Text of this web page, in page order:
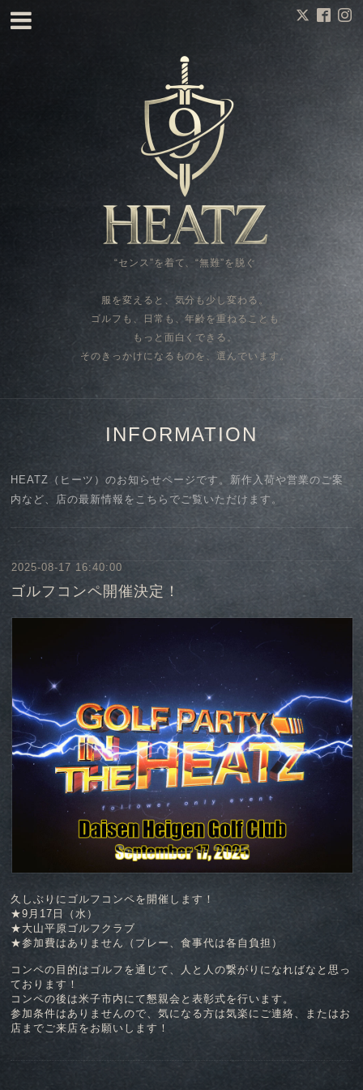
“センス”を着て、“無難”を脱ぐ
服を変えると、気分も少し変わる。
ゴルフも、日常も、年齢を重ねることも
もっと面白くできる。
そのきっかけになるものを、選んでいます。
INFORMATION
HEATZ（ヒーツ）のお知らせページです。新作入荷や営業のご案
内など、店の最新情報をこちらでご覧いただけます。
2025-08-17 16:40:00
ゴルフコンペ開催決定！
久しぶりにゴルフコンペを開催します！
★9月17日（水）
★大山平原ゴルフクラブ
★参加費はありません（プレー、食事代は各自負担）
コンペの目的はゴルフを通じて、人と人の繋がりになればなと思っ
ております！
コンペの後は米子市内にて懇親会と表彰式を行います。
参加条件はありませんので、気になる方は気楽にご連絡、またはお
店までご来店をお願いします！